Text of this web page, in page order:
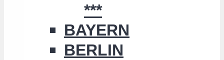
***
BAYERN
BERLIN